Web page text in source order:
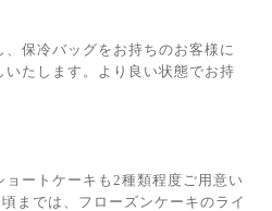
保冷バッグをお持ちのお客様に
たします。より良い状態でお持
ートケーキも2種類程度ご用意い
までは、フローズンケーキのライ